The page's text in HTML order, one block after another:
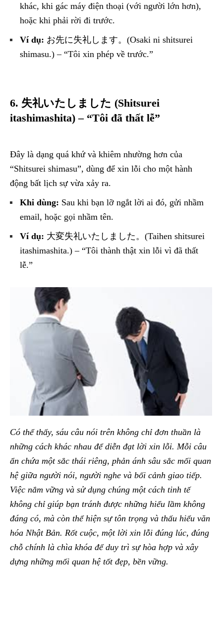
khác, khi gác máy điện thoại (với người lớn hơn),
hoặc khi phải rời đi trước.
Ví dụ: お先に失礼します。(Osaki ni shitsurei
shimasu.) – “Tôi xin phép về trước.”
6. 失礼いたしました (Shitsurei
itashimashita) – “Tôi đã thất lễ”
Đây là dạng quá khứ và khiêm nhường hơn của
“Shitsurei shimasu”, dùng để xin lỗi cho một hành
động bất lịch sự vừa xảy ra.
Khi dùng: Sau khi bạn lỡ ngắt lời ai đó, gửi nhầm
email, hoặc gọi nhầm tên.
Ví dụ: 大変失礼いたしました。(Taihen shitsurei
itashimashita.) – “Tôi thành thật xin lỗi vì đã thất
lễ.”
Có thể thấy, sáu câu nói trên không chỉ đơn thuần là
những cách khác nhau để diễn đạt lời xin lỗi. Mỗi câu
ẩn chứa một sắc thái riêng, phản ánh sâu sắc mối quan
hệ giữa người nói, người nghe và bối cảnh giao tiếp.
Việc nắm vững và sử dụng chúng một cách tinh tế
không chỉ giúp bạn tránh được những hiểu lầm không
đáng có, mà còn thể hiện sự tôn trọng và thấu hiểu văn
hóa Nhật Bản. Rốt cuộc, một lời xin lỗi đúng lúc, đúng
chỗ chính là chìa khóa để duy trì sự hòa hợp và xây
dựng những mối quan hệ tốt đẹp, bền vững.